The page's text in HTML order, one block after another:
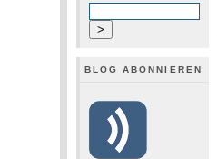
BLOG ABONNIEREN